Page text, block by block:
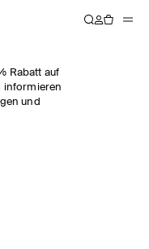
Rabatt auf
informieren
und